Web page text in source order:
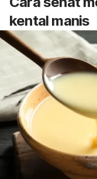
kental manis